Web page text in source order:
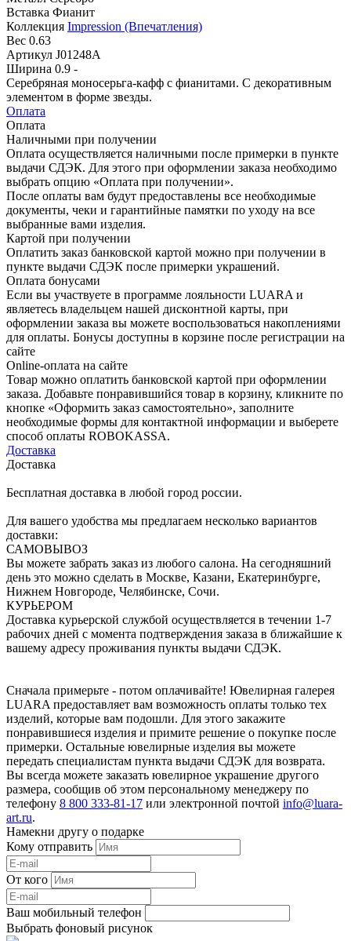
Вставка Фианит
Коллекция Impression (Впечатления)
Вес 0.63
Артикул J01248A
Ширина 0.9 -
Серебряная моносерьга-кафф с фианитами. С декоративным
элементом в форме звезды.
Оплата
Оплата
Наличными при получении
Оплата осуществляется наличными после примерки в пункте
выдачи СДЭК. Для этого при оформлении заказа необходимо
выбрать опцию «Оплата при получении».
После оплаты вам будут предоставлены все необходимые
документы, чеки и гарантийные памятки по уходу на все
выбранные вами изделия.
Картой при получении
Оплатить заказ банковской картой можно при получении в
пункте выдачи СДЭК после примерки украшений.
Оплата бонусами
Если вы участвуете в программе лояльности LUARA и
являетесь владельцем нашей дисконтной карты, при
оформлении заказа вы можете воспользоваться накоплениями
для оплаты. Бонусы доступны в корзине после регистрации на
сайте
Online-оплата на сайте
Товар можно оплатить банковской картой при оформлении
заказа. Добавьте понравившийся товар в корзину, кликните по
кнопке «Оформить заказ самостоятельно», заполните
необходимые формы для контактной информации и выберете
способ оплаты ROBOKASSA.
Доставка
Доставка
Бесплатная доставка в любой город россии.
Для вашего удобства мы предлагаем несколько вариантов
доставки:
САМОВЫВОЗ
Вы можете забрать заказ из любого салона. На сегодняшний
день это можно сделать в Москве, Казани, Екатеринбурге,
Нижнем Новгороде, Челябинске, Сочи.
КУРЬЕРОМ
Доставка курьерской службой осуществляется в течении 1-7
рабочих дней с момента подтверждения заказа в ближайшие к
вашему адресу проживания пункты выдачи СДЭК.
Сначала примерьте - потом оплачивайте! Ювелирная галерея
LUARA предоставляет вам возможность оплаты только тех
изделий, которые вам подошли. Для этого закажите
понравившиеся изделия и примите решение о покупке после
примерки. Остальные ювелирные изделия вы можете
передать специалистам пункта выдачи СДЭК для возврата.
Вы всегда можете заказать ювелирное украшение другого
размера, сообщив об этом персональному менеджеру по
телефону 8 800 333-81-17 или электронной почтой info@luara-
art.ru.
Намекни другу о подарке
Кому отправить
От кого
Ваш мобильный телефон
Выбрать фоновый рисунок